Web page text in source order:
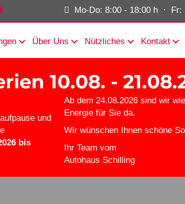
Mo-Do: 8:00 - 18:00 h · Fr:
Über Uns Nützliches Kontakt
10.08. -
und
bis
Ab dem 24.08.2026 sind wir
Energie für Sie da.
Wir wünschen Ihnen schöne
Ihr Team vom
Autohaus Schilling